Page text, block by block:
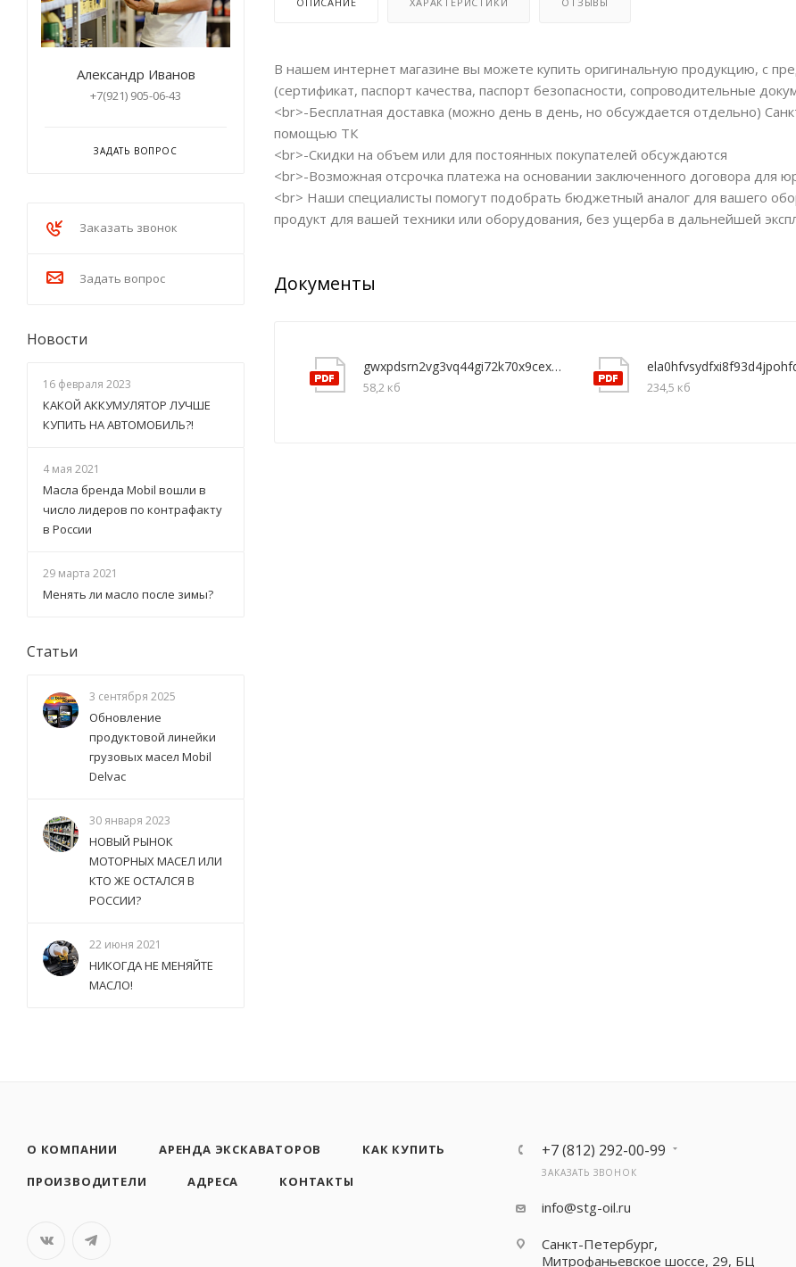
В нашем интернет магазине вы можете купить оригинальную продукцию, с
(сертификат, паспорт качества, паспорт безопасности, сопроводительные
<br>-Бесплатная доставка (можно день в день, но обсуждается отдельно)
помощью ТК
<br>-Скидки на объем или для постоянных покупателей обсуждаются
<br>-Возможная отсрочка платежа на основании заключенного договора для
<br> Наши специалисты помогут подобрать бюджетный аналог для вашего
продукт для вашей техники или оборудования, без ущерба в дальнейшей
Документы
gwxpdsrn2vg3vq44gi72k70x9cexuy73
58,2 кб 234,5 кб
Александр Иванов
+7(921) 905-06-43
ЗАДАТЬ ВОПРОС
Заказать звонок
Задать вопрос
Новости
16 февраля 2023
КАКОЙ АККУМУЛЯТОР ЛУЧШЕ
КУПИТЬ НА АВТОМОБИЛЬ?!
4 мая 2021
Масла бренда Mobil вошли в
число лидеров по контрафакту
в России
29 марта 2021
Менять ли масло после зимы?
Статьи
3 сентября 2025
Обновление
продуктовой линейки
грузовых масел Mobil
Delvac
30 января 2023
НОВЫЙ РЫНОК
МОТОРНЫХ МАСЕЛ ИЛИ
КТО ЖЕ ОСТАЛСЯ В
РОССИИ?
22 июня 2021
НИКОГДА НЕ МЕНЯЙТЕ
МАСЛО!
О КОМПАНИИ АРЕНДА ЭКСКАВАТОРОВ
КАК КУПИТЬ
ПРОИЗВОДИТЕЛИ
АДРЕСА КОНТАКТЫ
+7 (812) 292-00-99
ЗАКАЗАТЬ ЗВОНОК
info@stg-oil.ru
Санкт-Петербург,
Митрофаньевское шоссе, 29, БЦ